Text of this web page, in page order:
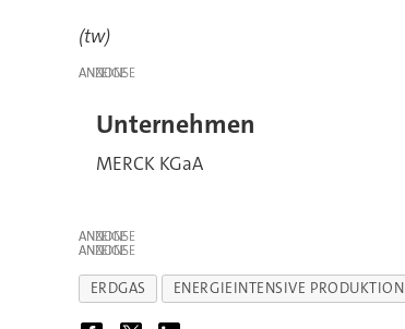
(tw)
ANZEIGE
Unternehmen
MERCK KGaA
ANZEIGE
ANZEIGE
ERDGAS ENERGIEINTENSIVE PRODUKTION